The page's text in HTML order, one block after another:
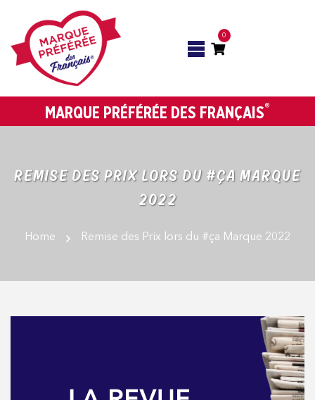
0
MARQUE PRÉFÉRÉE DES FRANÇAIS®
REMISE DES PRIX LORS DU #ÇA MARQUE
2022
Home Remise des Prix lors du #ça Marque 2022